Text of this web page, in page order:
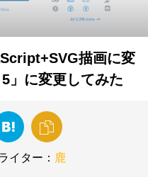
描画に変
」に変更してみた
イター： 鹿